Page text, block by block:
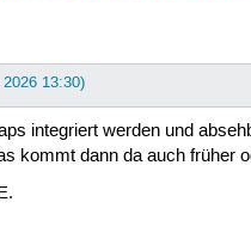
13:30)
integriert werden und
kommt dann da auch früher